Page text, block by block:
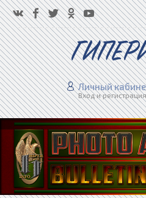
Личный
Вход и регистрация